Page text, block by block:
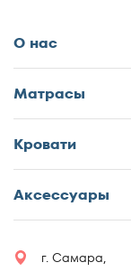
О нас
Матрасы
Кровати
Аксессуары
г. Самара,